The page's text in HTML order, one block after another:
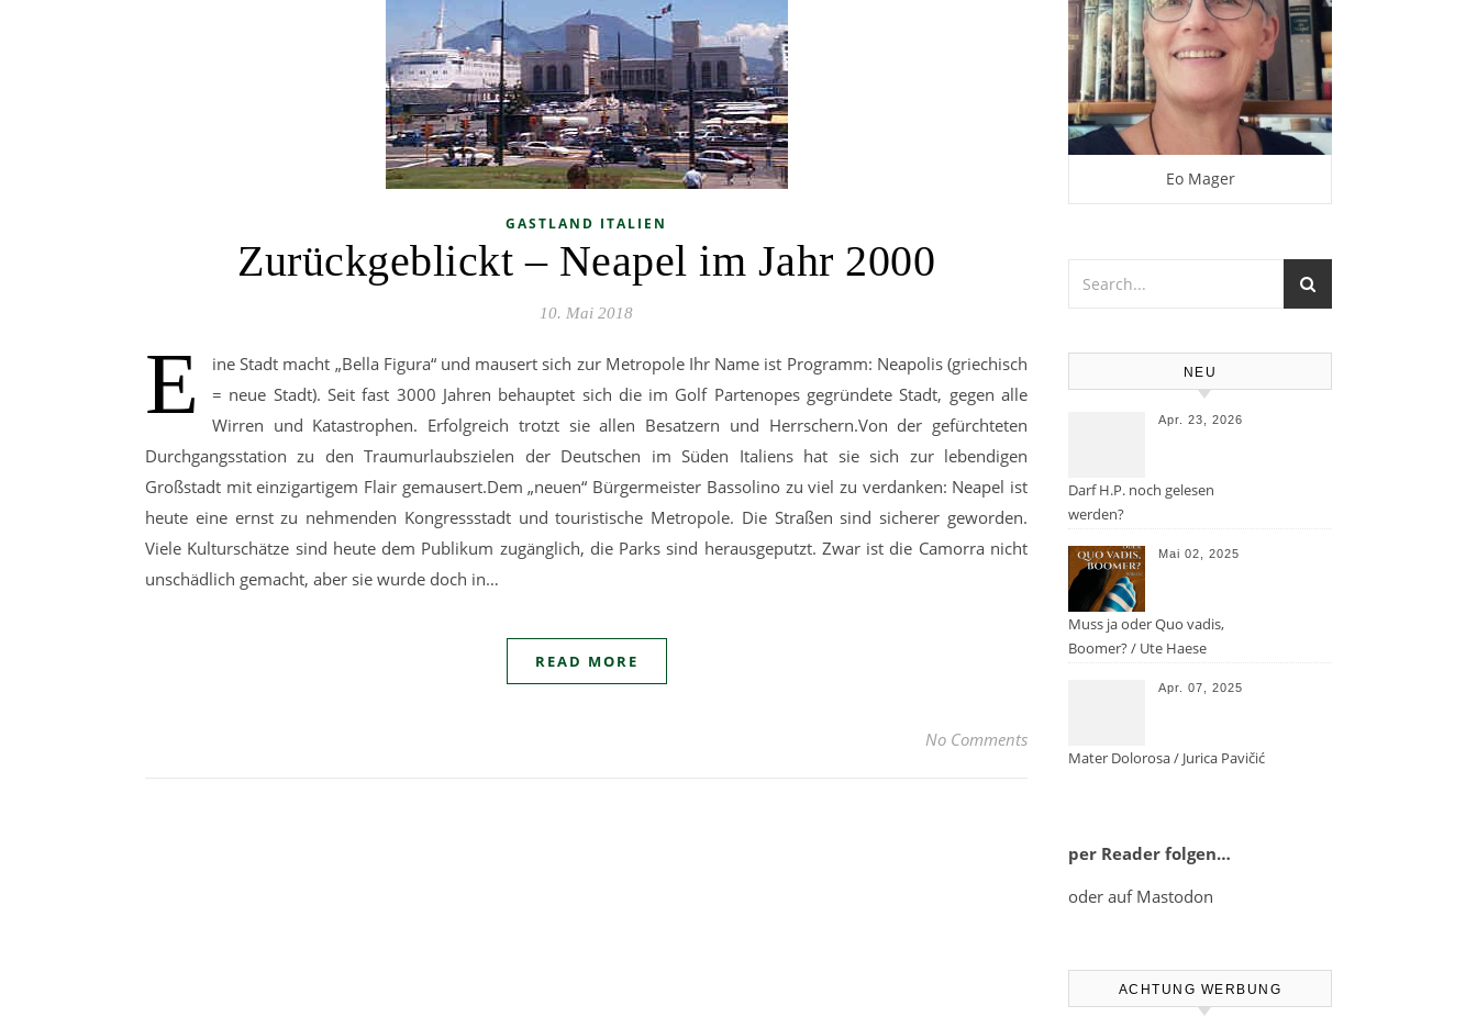
GASTLAND ITALIEN
Zurückgeblickt – Neapel im Jahr 2000
10. Mai 2018
E
ine Stadt macht „Bella Figura“ und mausert sich zur Metropole Ihr Name ist Programm: Neapolis (griechisch
= neue Stadt). Seit fast 3000 Jahren behauptet sich die im Golf Partenopes gegründete Stadt, gegen alle
Wirren und Katastrophen. Erfolgreich trotzt sie allen Besatzern und Herrschern.Von der gefürchteten
Durchgangsstation zu den Traumurlaubszielen der Deutschen im Süden Italiens hat sie sich zur lebendigen
Großstadt mit einzigartigem Flair gemausert.Dem „neuen“ Bürgermeister Bassolino zu viel zu verdanken: Neapel ist
heute eine ernst zu nehmenden Kongressstadt und touristische Metropole. Die Straßen sind sicherer geworden.
Viele Kulturschätze sind heute dem Publikum zugänglich, die Parks sind herausgeputzt. Zwar ist die Camorra nicht
unschädlich gemacht, aber sie wurde doch in…
READ MORE
No Comments
Eo Mager
NEU
Apr. 23, 2026
Darf H.P. noch gelesen
werden?
Mai 02, 2025
Muss ja oder Quo vadis,
Boomer? / Ute Haese
Apr. 07, 2025
Mater Dolorosa / Jurica Pavičić
per Reader folgen…
oder auf Mastodon
ACHTUNG WERBUNG